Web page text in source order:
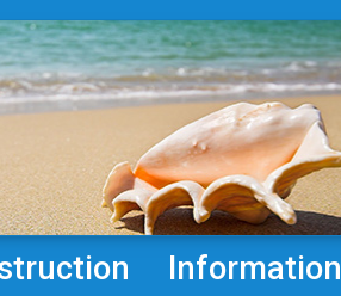
Information